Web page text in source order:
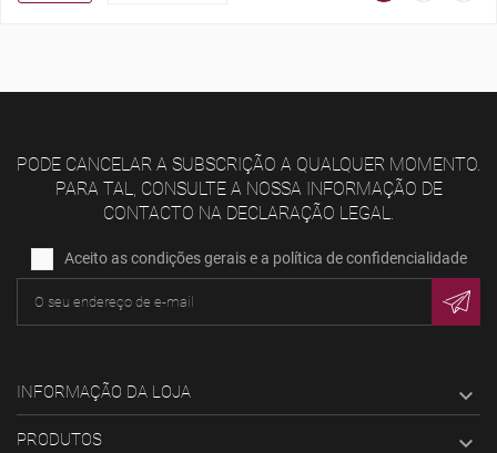
PODE CANCELAR A SUBSCRIÇÃO A QUALQUER MOMENTO.
PARA TAL, CONSULTE A NOSSA INFORMAÇÃO DE
CONTACTO NA DECLARAÇÃO LEGAL.
Aceito as condições gerais e a política de confidencialidade
INFORMAÇÃO DA LOJA 
PRODUTOS 